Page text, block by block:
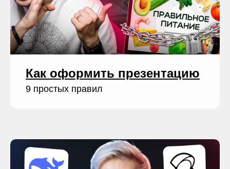
Как оформить презентацию
9 простых правил
Написать в
Отдел заботы